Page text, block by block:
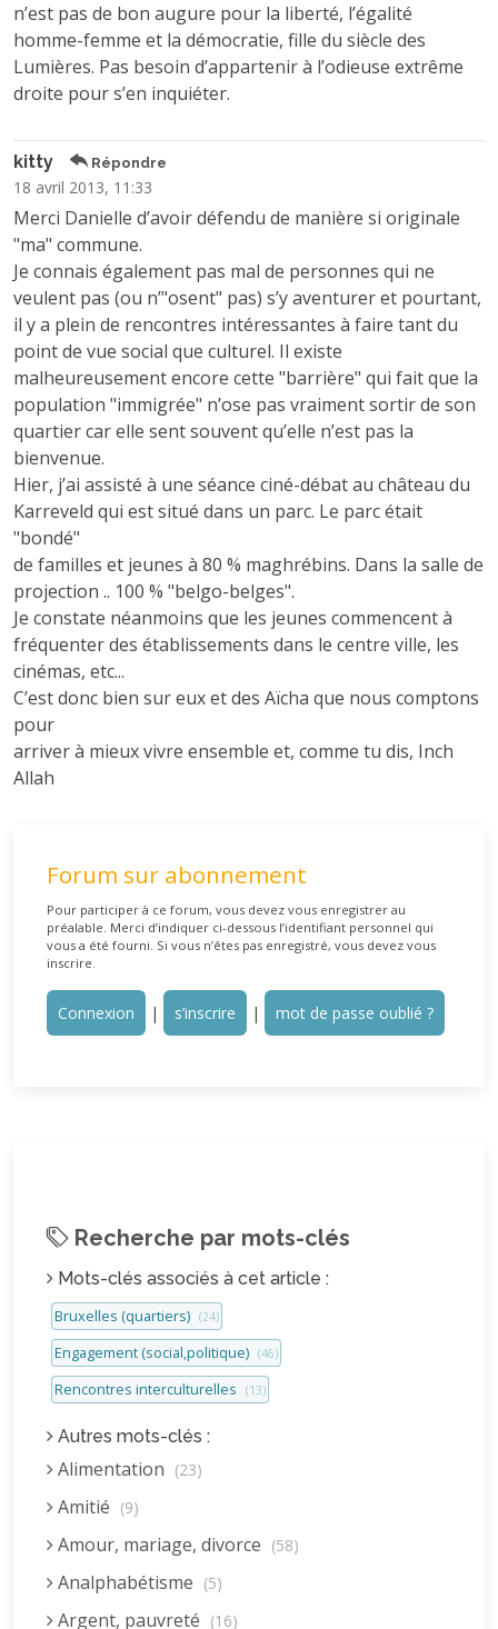
n’est pas de bon augure pour la liberté, l’égalité
homme-femme et la démocratie, fille du siècle des
Lumières. Pas besoin d’appartenir à l’odieuse extrême
droite pour s’en inquiéter.
kitty Répondre
18 avril 2013, 11:33
Merci Danielle d’avoir défendu de manière si originale
"ma" commune.
Je connais également pas mal de personnes qui ne
veulent pas (ou n’"osent" pas) s’y aventurer et pourtant,
il y a plein de rencontres intéressantes à faire tant du
point de vue social que culturel. Il existe
malheureusement encore cette "barrière" qui fait que la
population "immigrée" n’ose pas vraiment sortir de son
quartier car elle sent souvent qu’elle n’est pas la
bienvenue.
Hier, j’ai assisté à une séance ciné-débat au château du
Karreveld qui est situé dans un parc. Le parc était
"bondé"
de familles et jeunes à 80 % maghrébins. Dans la salle de
projection .. 100 % "belgo-belges".
Je constate néanmoins que les jeunes commencent à
fréquenter des établissements dans le centre ville, les
cinémas, etc...
C’est donc bien sur eux et des Aïcha que nous comptons
pour
arriver à mieux vivre ensemble et, comme tu dis, Inch
Allah
Forum sur abonnement
Pour participer à ce forum, vous devez vous enregistrer au
préalable. Merci d’indiquer ci-dessous l’identifiant personnel qui
vous a été fourni. Si vous n’êtes pas enregistré, vous devez vous
inscrire.
Connexion | s’inscrire | mot de passe oublié ?
Recherche par mots-clés
Mots-clés associés à cet article :
Bruxelles (quartiers) (24)
Engagement (social,politique) (46)
Rencontres interculturelles (13)
Autres mots-clés :
Alimentation (23)
Amitié (9)
Amour, mariage, divorce (58)
Analphabétisme (5)
Argent, pauvreté (16)